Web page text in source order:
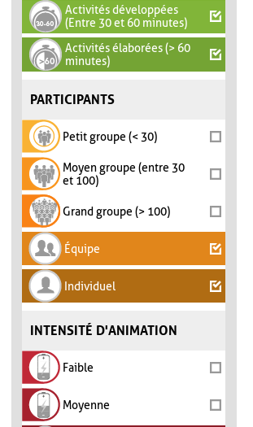
Activités développées
(Entre 30 et 60 minutes)
Activités élaborées (> 60
minutes)
PARTICIPANTS
Petit groupe (< 30)
Moyen groupe (entre 30
et 100)
Grand groupe (> 100)
Équipe
Individuel
INTENSITÉ D'ANIMATION
Faible
Moyenne